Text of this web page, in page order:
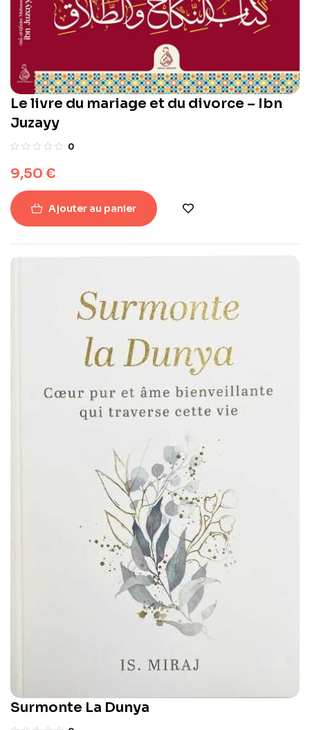
Le livre du mariage et du divorce – Ibn
Juzayy
0
9,50 €
Ajouter au panier
Surmonte La Dunya